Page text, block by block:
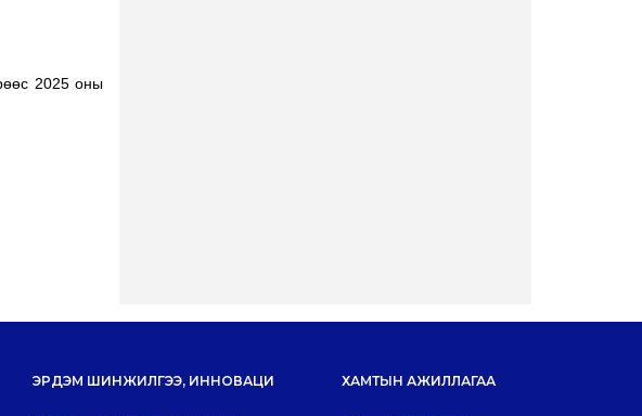
2025 оны
ЭРДЭМ ШИНЖИЛГЭЭ, ИННОВАЦИ ХАМТЫН АЖИЛЛАГАА